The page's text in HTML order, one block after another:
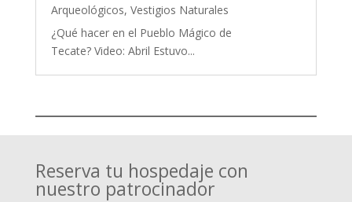
Arqueológicos, Vestigios Naturales
¿Qué hacer en el Pueblo Mágico de
Tecate? Video: Abril Estuvo...
Reserva tu hospedaje con
nuestro patrocinador